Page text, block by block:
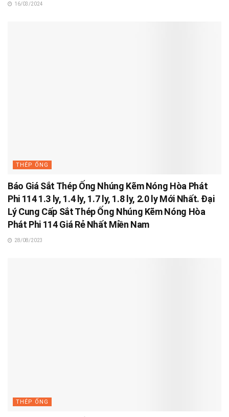
16/03/2024
THÉP ỐNG
Báo Giá Sắt Thép Ống Nhúng Kẽm Nóng Hòa Phát
Phi 114 1.3 ly, 1.4 ly, 1.7 ly, 1.8 ly, 2.0 ly Mới Nhất. Đại
Lý Cung Cấp Sắt Thép Ống Nhúng Kẽm Nóng Hòa
Phát Phi 114 Giá Rẻ Nhất Miền Nam
28/08/2023
THÉP ỐNG